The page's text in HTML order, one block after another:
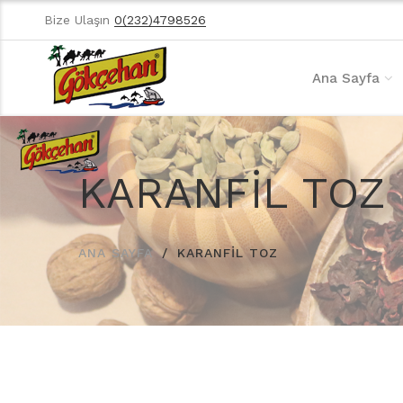
Bize Ulaşın 0(232)4798526
Ana Sayfa
KARANFİL TOZ
ANA SAYFA KARANFİL TOZ